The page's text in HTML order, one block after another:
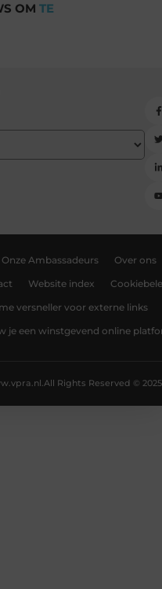
OM TE
Onze Ambassadeurs Over ons
Website index
versneller voor externe links
je een winstgevend online
All Rights Reserved © 2025